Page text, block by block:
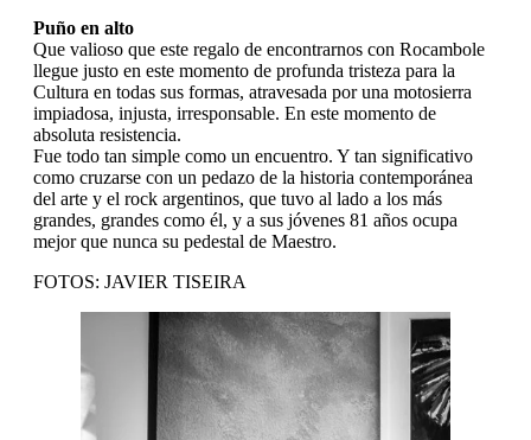
Puño en alto
Que valioso que este regalo de encontrarnos con Rocambole
llegue justo en este momento de profunda tristeza para la
Cultura en todas sus formas, atravesada por una motosierra
impiadosa, injusta, irresponsable. En este momento de
absoluta resistencia.
Fue todo tan simple como un encuentro. Y tan significativo
como cruzarse con un pedazo de la historia contemporánea
del arte y el rock argentinos, que tuvo al lado a los más
grandes, grandes como él, y a sus jóvenes 81 años ocupa
mejor que nunca su pedestal de Maestro.
FOTOS: JAVIER TISEIRA